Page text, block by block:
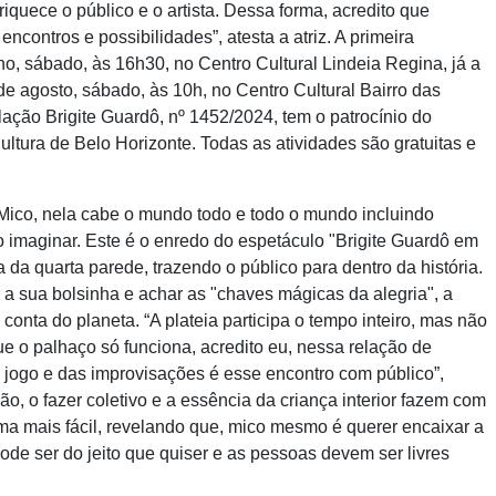
o público e o artista. Dessa forma, acredito que
e possibilidades”, atesta a atriz. A primeira
sábado, às 16h30, no Centro Cultural Lindeia Regina, já a
agosto, sábado, às 10h, no Centro Cultural Bairro das
Brigite Guardô, nº 1452/2024, tem o patrocínio do
de Belo Horizonte. Todas as atividades são gratuitas e
nela cabe o mundo todo e todo o mundo incluindo
Este é o enredo do espetáculo "Brigite Guardô em
quarta parede, trazendo o público para dentro da história.
sua bolsinha e achar as "chaves mágicas da alegria", a
do planeta. “A plateia participa o tempo inteiro, mas não
o palhaço só funciona, acredito eu, nessa relação de
e das improvisações é esse encontro com público”,
o fazer coletivo e a essência da criança interior fazem com
mais fácil, revelando que, mico mesmo é querer encaixar a
ser do jeito que quiser e as pessoas devem ser livres